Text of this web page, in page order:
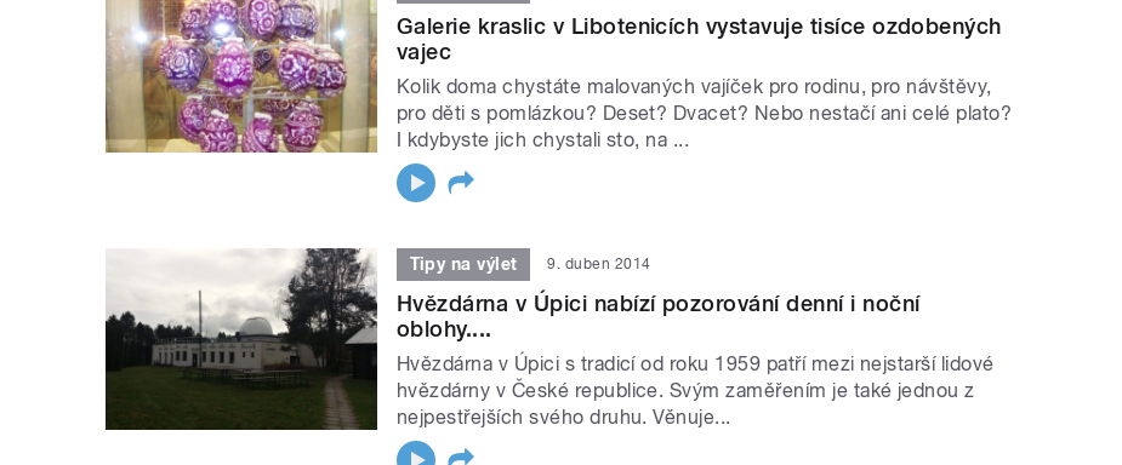
Galerie kraslic v Libotenicích vystavuje tisíce ozdobených
vajec
Kolik doma chystáte malovaných vajíček pro rodinu, pro návštěvy,
pro děti s pomlázkou? Deset? Dvacet? Nebo nestačí ani celé plato?
I kdybyste jich chystali sto, na ...
Tipy na výlet 9. duben 2014
Hvězdárna v Úpici nabízí pozorování denní i noční
oblohy....
Hvězdárna v Úpici s tradicí od roku 1959 patří mezi nejstarší lidové
hvězdárny v České republice. Svým zaměřením je také jednou z
nejpestřejších svého druhu. Věnuje...